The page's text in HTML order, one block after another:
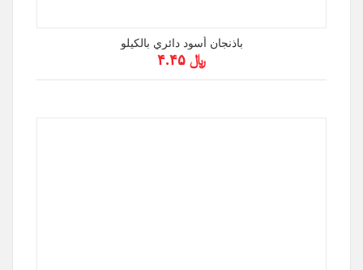
باذنجان أسود دائري بالكيلو
﷼ ۴.۴۵